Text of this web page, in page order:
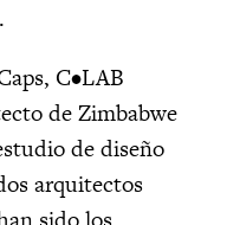
C•LAB
de Zimbabwe
de diseño
arquitectos